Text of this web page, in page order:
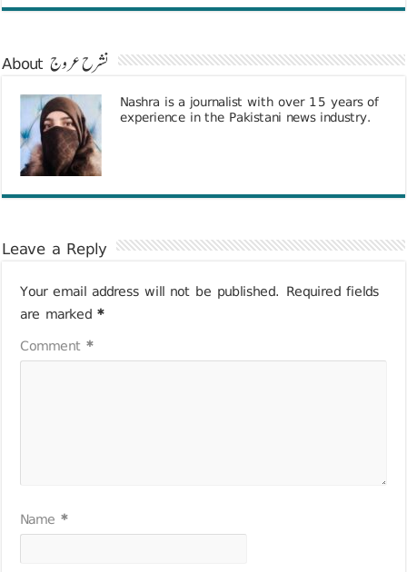
About نشرح عروج
Nashra is a journalist with over 15 years of
experience in the Pakistani news industry.
Leave a Reply
Your email address will not be published. Required fields
are marked*
Comment*
Name*